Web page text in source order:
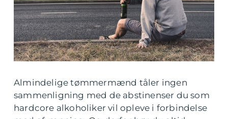
Almindelige tømmermænd tåler ingen
sammenligning med de abstinenser du som
hardcore alkoholiker vil opleve i forbindelse